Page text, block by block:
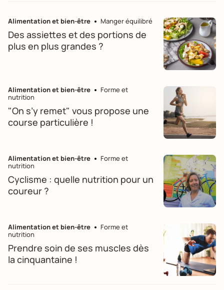
Alimentation et bien-être Manger équilibré
Des assiettes et des portions de
plus en plus grandes ?
Alimentation et bien-être
Forme et
nutrition
"On s’y remet" vous propose une
course particulière !
Alimentation et bien-être
Forme et
nutrition
Cyclisme : quelle nutrition pour un
coureur ?
Alimentation et bien-être
Forme et
nutrition
Prendre soin de ses muscles dès
la cinquantaine !